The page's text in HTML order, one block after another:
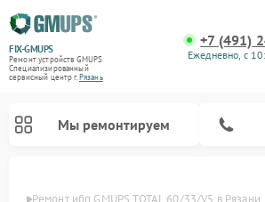
FIX-GMUPS
Ремонт устройств GMUPS
Специализированный
cервисный центр г.Рязань
+7 (491)
Ежедневно, с
Мы ремонтируем
Ремонт ибп GMUPS TOTAL 60/33/V5 в Рязани